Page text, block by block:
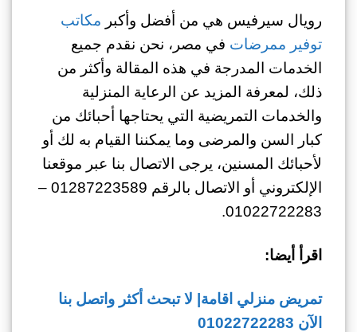
رويال سيرفيس هي من أفضل وأكبر مكاتب
توفير ممرضات في مصر، نحن نقدم جميع
الخدمات المدرجة في هذه المقالة وأكثر من
ذلك، لمعرفة المزيد عن الرعاية المنزلية
والخدمات التمريضية التي يحتاجها أحبائك من
كبار السن والمرضى وما يمكننا القيام به لك أو
لأحبائك المسنين، يرجى الاتصال بنا عبر موقعنا
الإلكتروني أو الاتصال بالرقم 01287223589 –
01022722283.
اقرأ أيضا:
تمريض منزلي اقامة| لا تبحث أكثر واتصل بنا
الآن 01022722283